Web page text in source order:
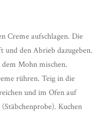
Creme aufschlagen. Die
den Abrieb dazugeben.
Mohn mischen.
rühren. Teig in die
und im Ofen auf
Kuchen